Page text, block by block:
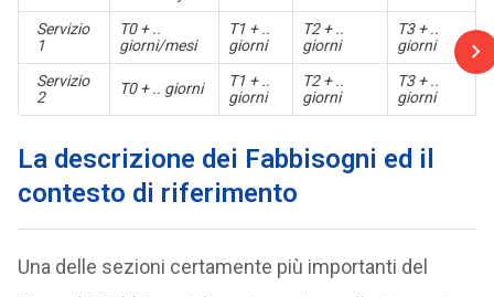
Servizio
1
T0 + ..
giorni/mesi
T1 + ..
giorni
T2 + ..
giorni
T3 + ..
giorni
Servizio
2
T0 + .. giorni
T1 + ..
giorni
T2 + ..
giorni
T3 + ..
giorni
La descrizione dei Fabbisogni ed il
contesto di riferimento
Una delle sezioni certamente più importanti del